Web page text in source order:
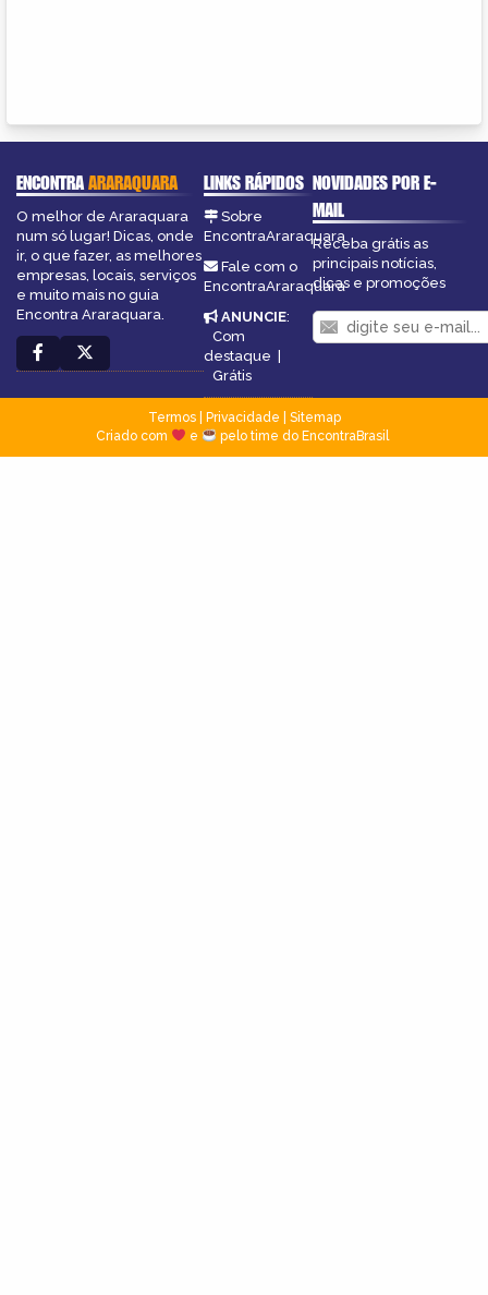
ENCONTRAARARAQUARA
O melhor de Araraquara
num só lugar! Dicas, onde
ir, o que fazer, as melhores
empresas, locais, serviços
e muito mais no guia
Encontra Araraquara.
LINKS RÁPIDOS
Sobre
EncontraAraraquara
Fale com o
EncontraAraraquara
ANUNCIE:
Com
destaque |
Grátis
NOVIDADES POR E-
MAIL
Receba grátis as
principais notícias,
dicas e promoções
Termos| Privacidade
Sitemap
Criado com
e pelo time do EncontraBrasil